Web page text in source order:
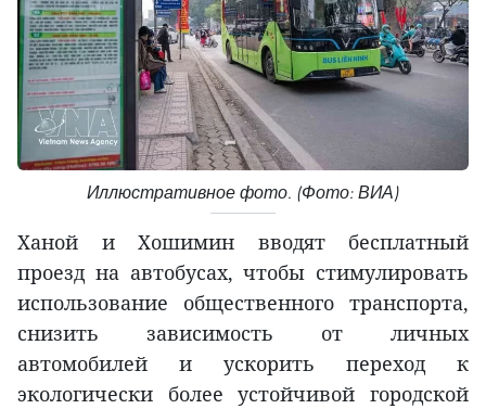
Иллюстративное фото. (Фото: ВИА)
Ханой и Хошимин вводят бесплатный
проезд на автобусах, чтобы стимулировать
использование общественного транспорта,
снизить зависимость от личных
автомобилей и ускорить переход к
экологически более устойчивой городской